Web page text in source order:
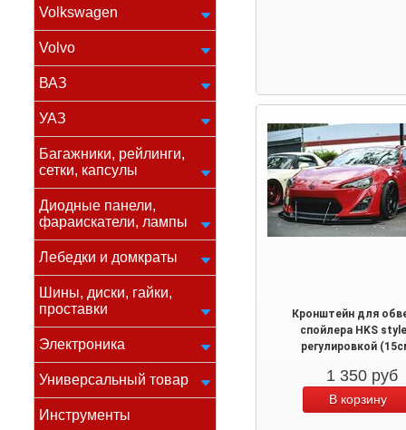
Volkswagen
Volvo
ВАЗ
УАЗ
Багажники, рейлинги,
сетки, капсулы
Диодные панели,
фараискатели, лампы
Лебедки и домкраты
Шины, диски, гайки,
проставки
Электроника
Универсальный товар
Инструменты
Кронштейн для
спойлера HKS
регулировкой
1 350 руб